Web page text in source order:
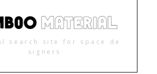
search site for space de
signers